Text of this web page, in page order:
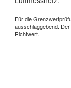
Für die
ausschlaggebend.
Richtwert.